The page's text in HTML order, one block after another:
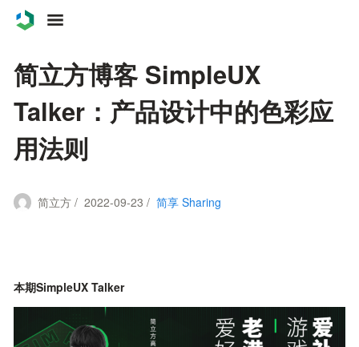
服务
关于
简立方博客 SimpleUX
Talker：产品设计中的色彩应
用法则
简立方 / 2022-09-23 /简享 Sharing
本期SimpleUX Talker